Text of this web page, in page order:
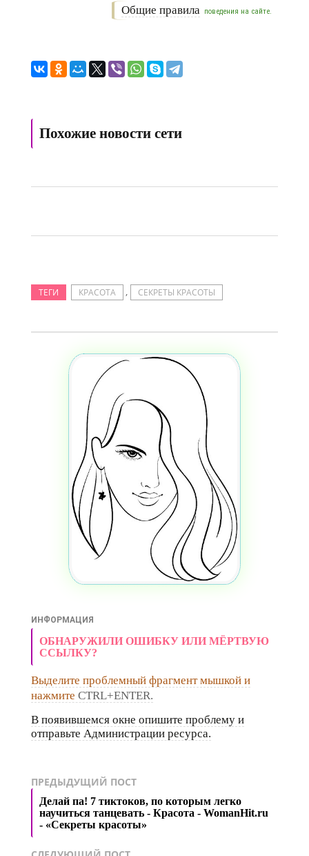
Общие правила поведения на сайте.
Похожие новости сети
ТЕГИ КРАСОТА , СЕКРЕТЫ КРАСОТЫ
ИНФОРМАЦИЯ
ОБНАРУЖИЛИ ОШИБКУ ИЛИ МЁРТВУЮ
ССЫЛКУ?
Выделите проблемный фрагмент мышкой и
нажмите CTRL+ENTER.
В появившемся окне опишите проблему и
отправьте Администрации ресурса.
ПРЕДЫДУЩИЙ ПОСТ
Делай па! 7 тиктоков, по которым легко
научиться танцевать - Красота - WomanHit.ru
- «Секреты красоты»